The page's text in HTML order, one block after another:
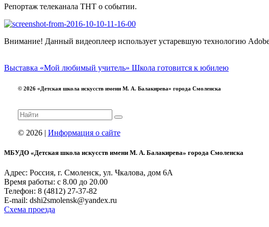
Репортаж телеканала ТНТ о событии.
Внимание! Данный видеоплеер использует устаревшую технологию
Выставка «Мой любимый учитель» Школа готовится к юбилею
© 2026 «Детская школа искусств имени М. А. Балакирева» города Смоленска
© 2026 | Информация о сайте
МБУДО «Детская школа искусств имени М. А. Балакирева» города Смоленска
Адрес: Россия, г. Смоленск, ул. Чкалова, дом 6А
Время работы: с 8.00 до 20.00
Телефон: 8 (4812) 27-37-82
E-mail: dshi2smolensk@yandex.ru
Схема проезда